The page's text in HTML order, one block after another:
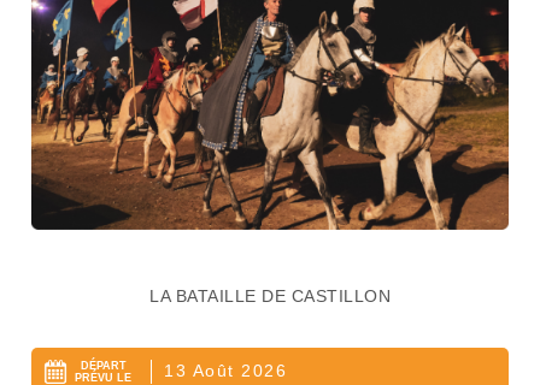
LA BATAILLE DE CASTILLON
DÉPART
PRÉVU LE
13 Août 2026